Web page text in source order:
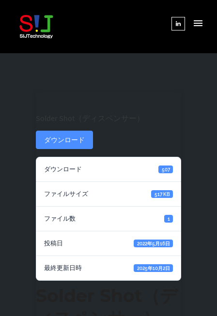
ダウンロード
ダウンロード 507
ファイルサイズ 517 KB
ファイル数 1
投稿日 2022年5月16日
最終更新日時 2025年10月2日